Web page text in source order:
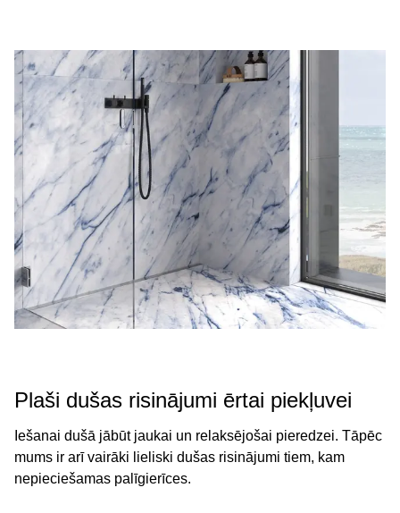
Plaši dušas risinājumi ērtai piekļuvei
Iešanai dušā jābūt jaukai un relaksējošai pieredzei. Tāpēc
mums ir arī vairāki lieliski dušas risinājumi tiem, kam
nepieciešamas palīgierīces.